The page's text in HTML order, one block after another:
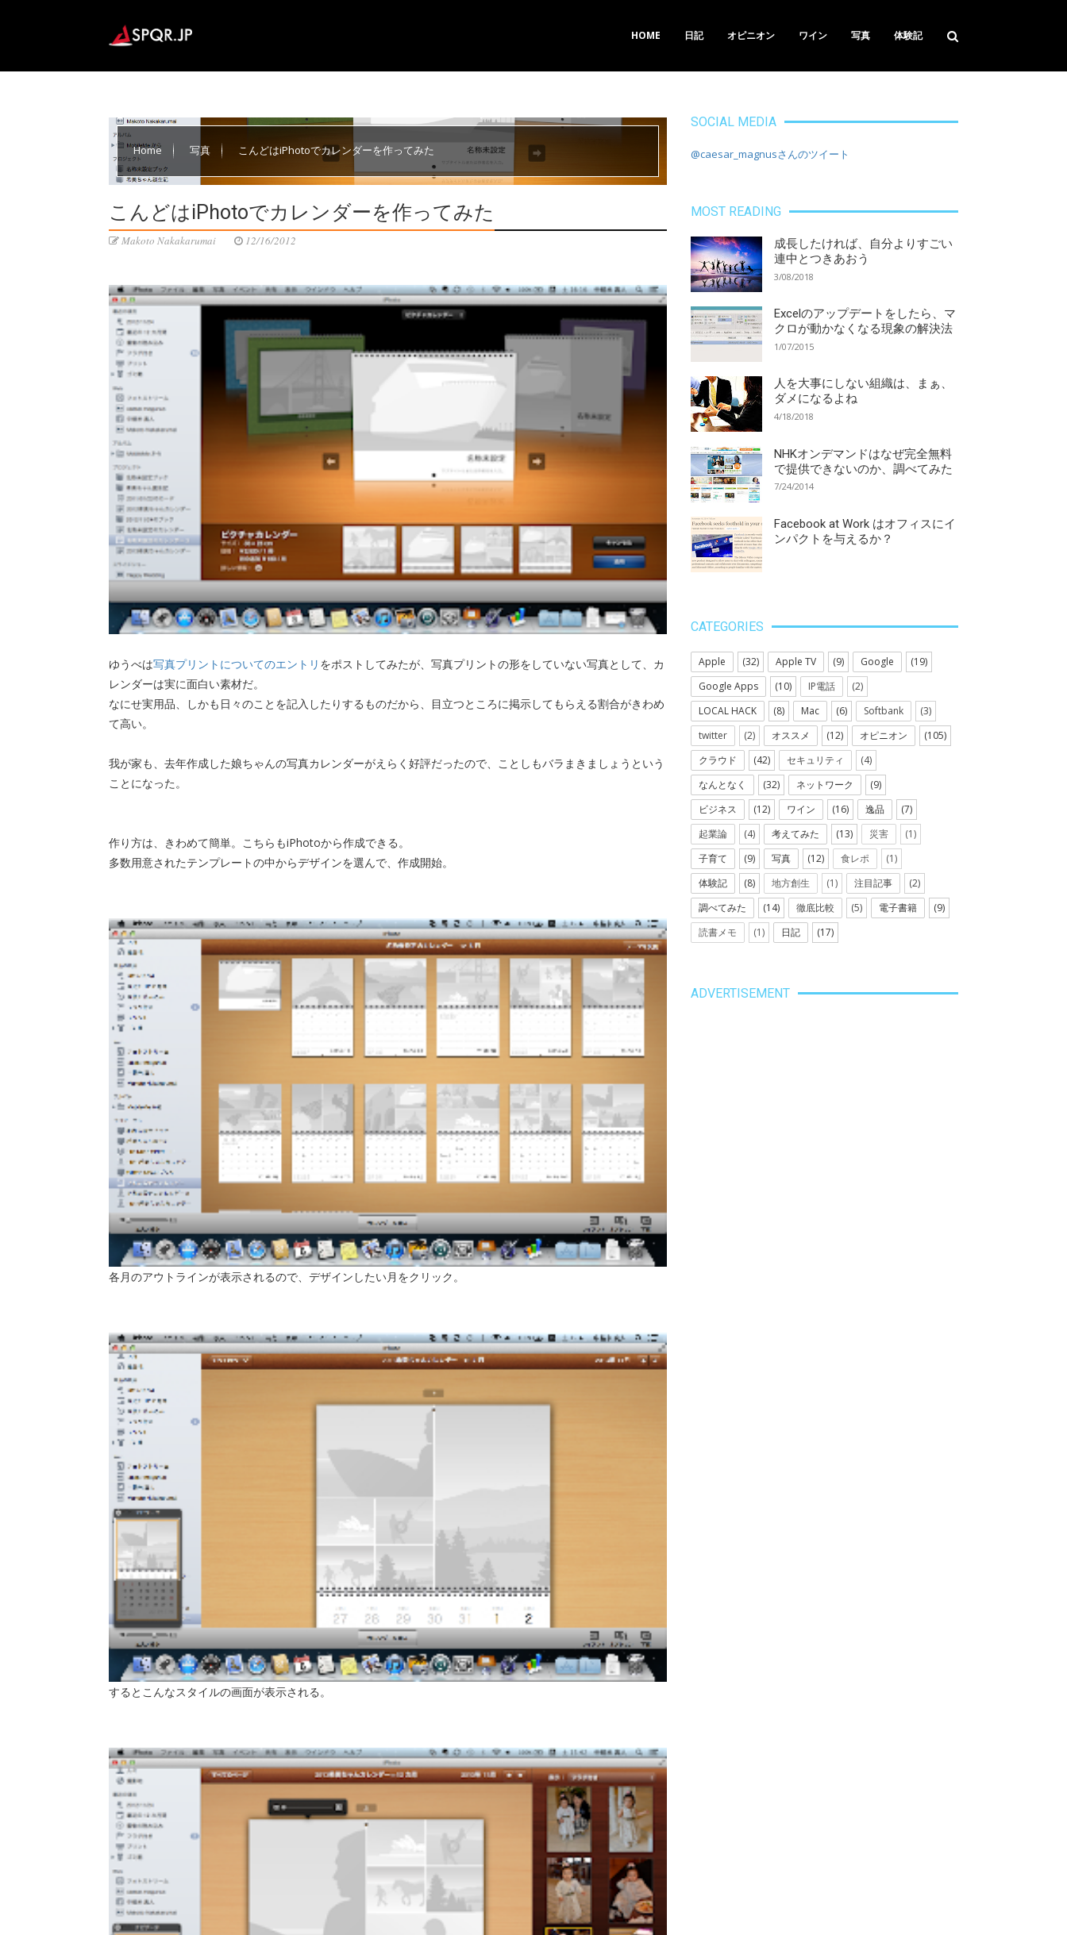
HOME 日記 オピニオン ワイン 写真 体験記
Home 写真 こんどはiPhotoでカレンダーを作ってみた
こんどはiPhotoでカレンダーを作ってみた
Makoto Nakakarumai 12/16/2012
ゆうべは写真プリントについてのエントリ をポストしてみたが、写真プリントの形をしていない写真として、カ
レンダーは実に面白い素材だ。
なにせ実用品、しかも日々のことを記入したりするものだから、目立つところに掲示してもらえる割合がきわめ
て高い。
我が家も、去年作成した娘ちゃんの写真カレンダーがえらく好評だったので、ことしもバラまきましょうという
ことになった。
作り方は、きわめて簡単。こちらもiPhotoから作成できる。
多数用意されたテンプレートの中からデザインを選んで、作成開始。
各月のアウトラインが表示されるので、デザインしたい月をクリック。
するとこんなスタイルの画面が表示される。
SOCIAL MEDIA
@caesar_magnusさんのツイート
MOST READING
成長したければ、自分よりすごい
連中とつきあおう
3/08/2018
Excelのアップデートをしたら、マ
クロが動かなくなる現象の解決法
1/07/2015
人を大事にしない組織は、まぁ、
ダメになるよね
4/18/2018
NHKオンデマンドはなぜ完全無料
で提供できないのか、調べてみた
7/24/2014
Facebook at Work はオフィスにイ
ンパクトを与えるか？
CATEGORIES
Apple (32) Apple TV (9) Google
(19)
Google Apps
(10) IP電話
(2)
LOCAL HACK
(8) Mac (6) Softbank
(3)
twitter
(2) オススメ (12) オピニオン
(105)
クラウド
(42) セキュリティ
(4)
なんとなく
(32) ネットワーク
(9)
ビジネス
(12) ワイン (16) 逸品
(7)
起業論
(4) 考えてみた (13) 災害
(1)
子育て
(9) 写真 (12) 食レポ
(1)
体験記
(8) 地方創生 (1) 注目記事
(2)
調べてみた
(14) 徹底比較 (5) 電子書籍
(9)
読書メモ
(1) 日記 (17)
ADVERTISEMENT